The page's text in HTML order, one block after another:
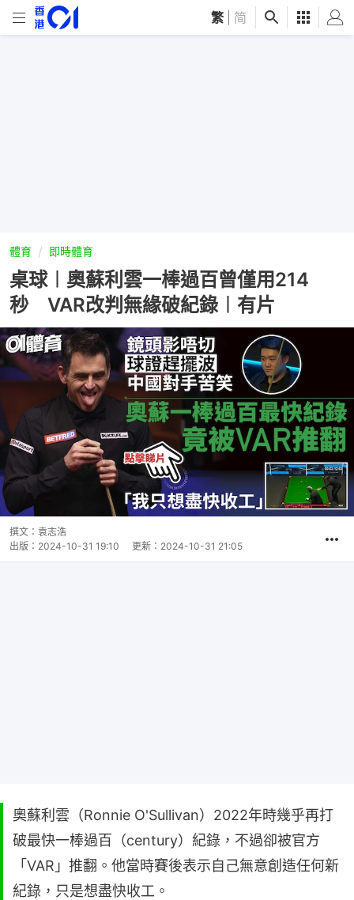
繁 简
體育 即時體育
桌球︱奧蘇利雲一棒過百曾僅用214
秒 VAR改判無緣破紀錄︱有片
撰文： 袁志浩
出版： 2024-10-31 19:10 更新： 2024-10-31 21:05
奧蘇利雲（Ronnie O'Sullivan）2022年時幾乎再打
破最快一棒過百（century）紀錄，不過卻被官方
「VAR」推翻。他當時賽後表示自己無意創造任何新
紀錄，只是想盡快收工。